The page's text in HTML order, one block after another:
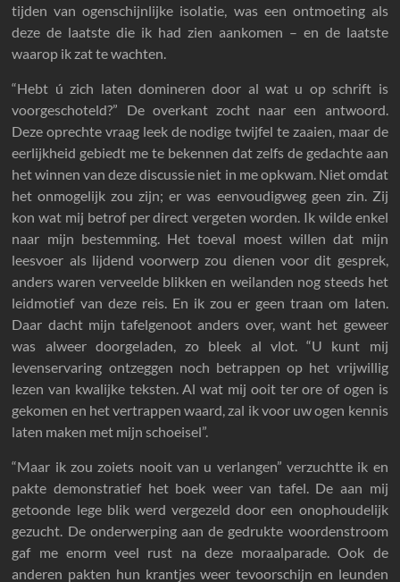
tijden van ogenschijnlijke isolatie, was een ontmoeting als
deze de laatste die ik had zien aankomen – en de laatste
waarop ik zat te wachten.
“Hebt ú zich laten domineren door al wat u op schrift is
voorgeschoteld?” De overkant zocht naar een antwoord.
Deze oprechte vraag leek de nodige twijfel te zaaien, maar de
eerlijkheid gebiedt me te bekennen dat zelfs de gedachte aan
het winnen van deze discussie niet in me opkwam. Niet omdat
het onmogelijk zou zijn; er was eenvoudigweg geen zin. Zij
kon wat mij betrof per direct vergeten worden. Ik wilde enkel
naar mijn bestemming. Het toeval moest willen dat mijn
leesvoer als lijdend voorwerp zou dienen voor dit gesprek,
anders waren verveelde blikken en weilanden nog steeds het
leidmotief van deze reis. En ik zou er geen traan om laten.
Daar dacht mijn tafelgenoot anders over, want het geweer
was alweer doorgeladen, zo bleek al vlot. “U kunt mij
levenservaring ontzeggen noch betrappen op het vrijwillig
lezen van kwalijke teksten. Al wat mij ooit ter ore of ogen is
gekomen en het vertrappen waard, zal ik voor uw ogen kennis
laten maken met mijn schoeisel”.
“Maar ik zou zoiets nooit van u verlangen” verzuchtte ik en
pakte demonstratief het boek weer van tafel. De aan mij
getoonde lege blik werd vergezeld door een onophoudelijk
gezucht. De onderwerping aan de gedrukte woordenstroom
gaf me enorm veel rust na deze moraalparade. Ook de
anderen pakten hun krantjes weer tevoorschijn en leunden